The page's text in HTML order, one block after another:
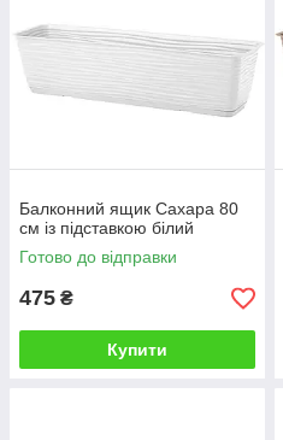
Балконний ящик Сахара 80
см із підставкою білий
Готово до відправки
475 ₴
Купити